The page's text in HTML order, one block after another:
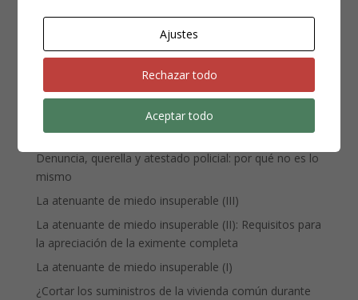
Noticias
Penitenciario
ENTRADAS RECIENTES
Denuncia, querella y atestado policial: por qué no es lo
mismo
La atenuante de miedo insuperable (III)
La atenuante de miedo insuperable (II): Requisitos para
la apreciación de la eximente completa
La atenuante de miedo insuperable (I)
¿Cortar los suministros de la vivienda común durante
Ajustes
Rechazar todo
Aceptar todo